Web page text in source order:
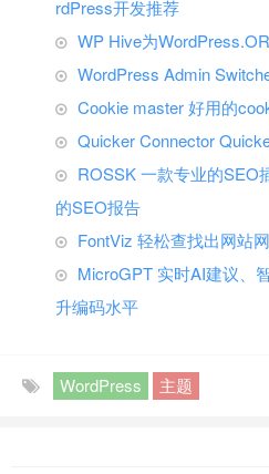
rdPress开发推荐
WP Hive为
WordPress Admin
Cookie master 好用的
Quicker Connector
ROSSK 一款专业的SEO
的SEO报告
FontViz 轻松查找出网站
MicroGPT 实时AI建议、
升编码水平
WordPress 主题